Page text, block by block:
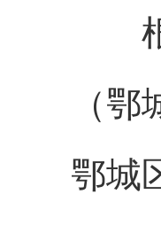
（鄂
鄂城